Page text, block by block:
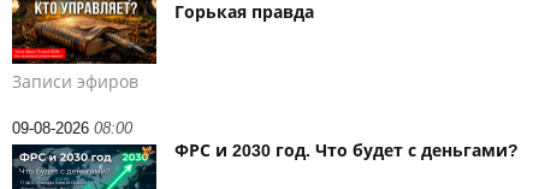
Горькая правда
Записи эфиров
09-08-2026 08:00
ФРС и 2030 год. Что будет с деньгами?